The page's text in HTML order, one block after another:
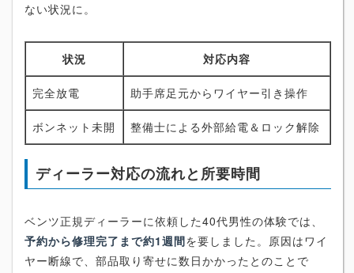
ない状況に。
状況 対応内容
完全放電 助手席足元からワイヤー引き操作
ボンネット未開 整備士による外部給電＆ロック解除
ディーラー対応の流れと所要時間
ベンツ正規ディーラーに依頼した40代男性の体験では、
予約から修理完了まで約1週間を要しました。原因はワイ
ヤー断線で、部品取り寄せに数日かかったとのことで